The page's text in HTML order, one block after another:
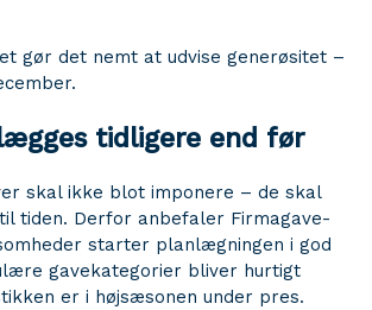
gør det nemt at udvise generøsitet –
tidligere end før
skal ikke blot imponere – de skal
tiden. Derfor anbefaler Firmagave-
starter planlægningen i god
gavekategorier bliver hurtigt
er i højsæsonen under pres.